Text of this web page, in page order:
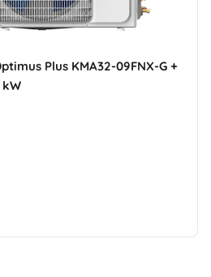
Plus KMA32-09FNX-G +
kW